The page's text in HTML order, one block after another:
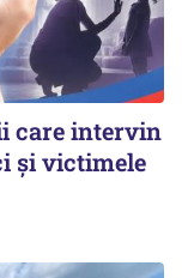
care intervin
și victimele